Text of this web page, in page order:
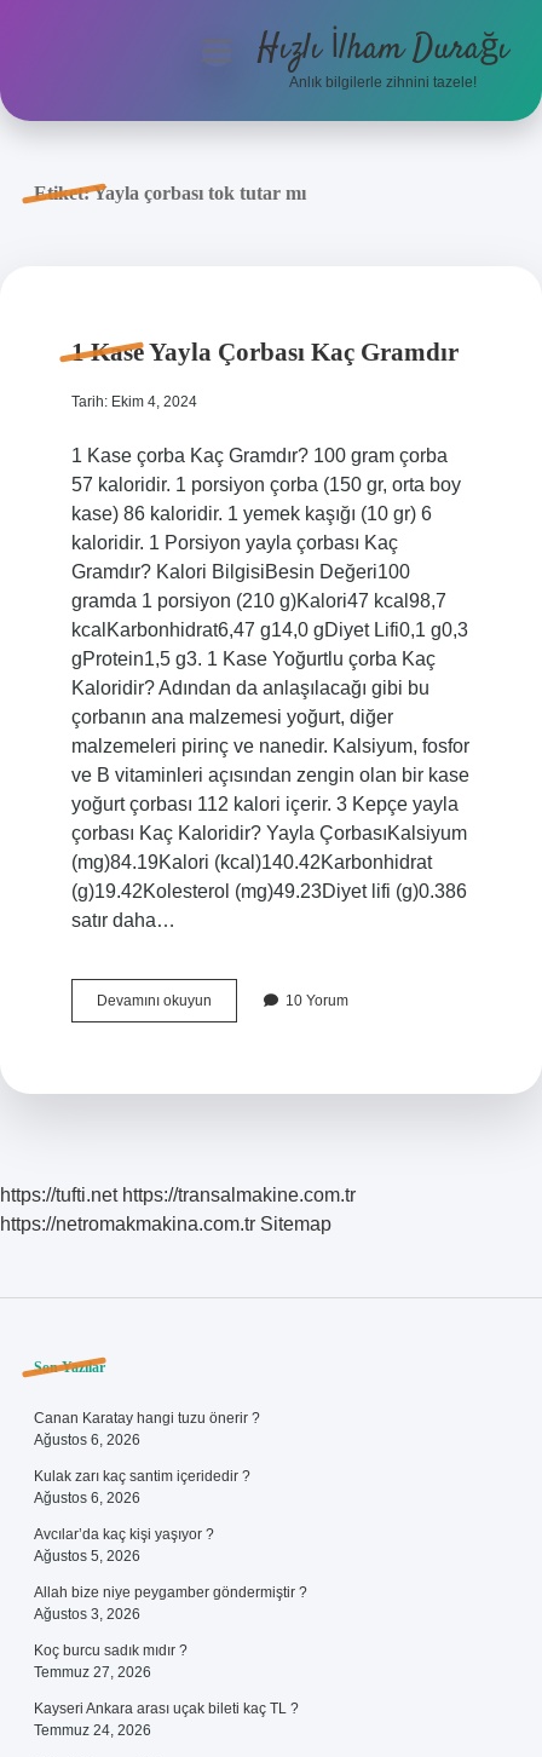
Anasayfa
menüyüHızlı İlham Durağı
Anlık bilgilerle zihnini tazele!
Etiket:Yayla çorbası tok tutar mı
1 Kase Yayla Çorbası Kaç Gramdır
Tarih: Ekim 4, 2024
1 Kase çorba Kaç Gramdır? 100 gram çorba
57 kaloridir. 1 porsiyon çorba (150 gr, orta boy
kase) 86 kaloridir. 1 yemek kaşığı (10 gr) 6
kaloridir. 1 Porsiyon yayla çorbası Kaç
Gramdır? Kalori BilgisiBesin Değeri100
gramda 1 porsiyon (210 g)Kalori47 kcal98,7
kcalKarbonhidrat6,47 g14,0 gDiyet Lifi0,1 g0,3
gProtein1,5 g3. 1 Kase Yoğurtlu çorba Kaç
Kaloridir? Adından da anlaşılacağı gibi bu
çorbanın ana malzemesi yoğurt, diğer
malzemeleri pirinç ve nanedir. Kalsiyum, fosfor
ve B vitaminleri açısından zengin olan bir kase
yoğurt çorbası 112 kalori içerir. 3 Kepçe yayla
çorbası Kaç Kaloridir? Yayla ÇorbasıKalsiyum
(mg)84.19Kalori (kcal)140.42Karbonhidrat
(g)19.42Kolesterol (mg)49.23Diyet lifi (g)0.386
satır daha…
Devamını okuyun1
Kase
10 Yorum
https://tufti.net https://transalmakine.com.tr
https://netromakmakina.com.tr Sitemap
Sidebar
Son Yazılar
Canan Karatay hangi tuzu önerir ?
Ağustos 6, 2026
Kulak zarı kaç santim içeridedir ?
Ağustos 6, 2026
Avcılar’da kaç kişi yaşıyor ?
Ağustos 5, 2026
Allah bize niye peygamber göndermiştir ?
Ağustos 3, 2026
Koç burcu sadık mıdır ?
Temmuz 27, 2026
Kayseri Ankara arası uçak bileti kaç TL ?
Temmuz 24, 2026